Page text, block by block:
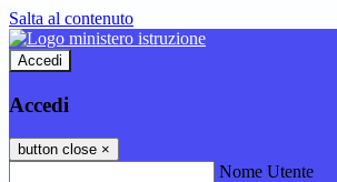
Salta al contenuto
Accedi
Accedi
button close ×
Nome Utente